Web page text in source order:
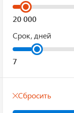
Срок, дней
Сбросить